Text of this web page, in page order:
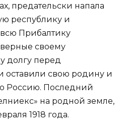
предательски напала
республику и
Прибалтику
своему
долгу перед
оставили свою родину и
Россию. Последний
на родной земле,
1918 года.